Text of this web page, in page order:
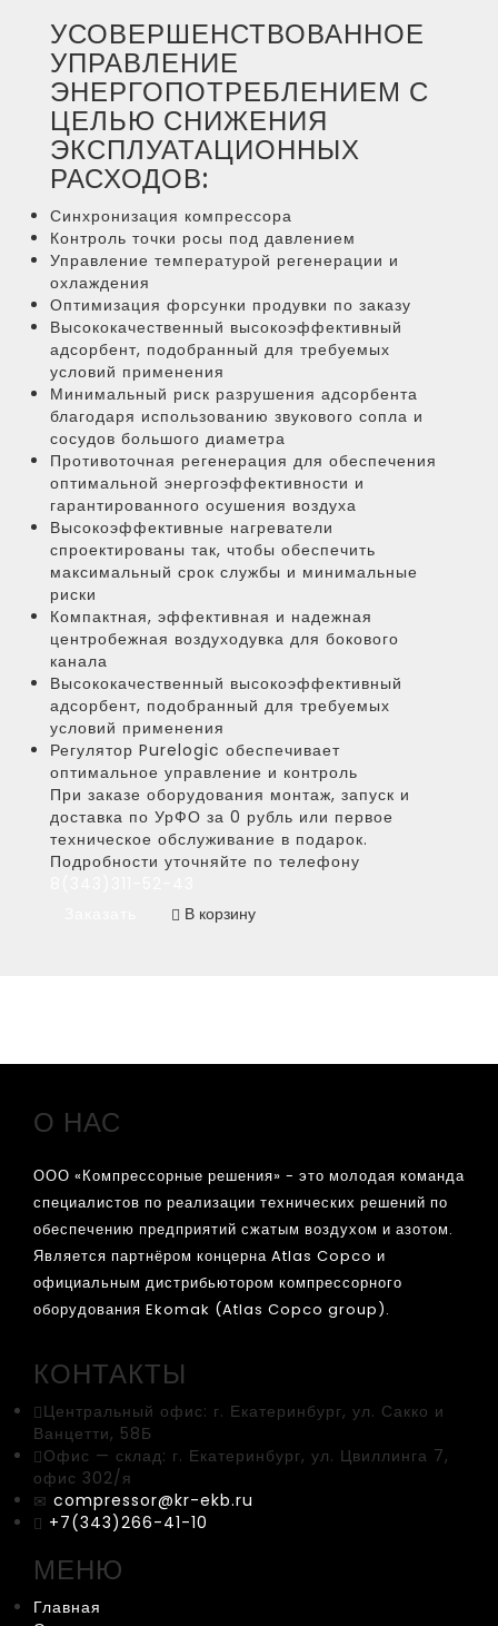
УСОВЕРШЕНСТВОВАННОЕ
УПРАВЛЕНИЕ
ЭНЕРГОПОТРЕБЛЕНИЕМ С
ЦЕЛЬЮ СНИЖЕНИЯ
ЭКСПЛУАТАЦИОННЫХ
РАСХОДОВ:
Синхронизация компрессора
Контроль точки росы под давлением
Управление температурой регенерации и
охлаждения
Оптимизация форсунки продувки по заказу
Высококачественный высокоэффективный
адсорбент, подобранный для требуемых
условий применения
Минимальный риск разрушения адсорбента
благодаря использованию звукового сопла и
сосудов большого диаметра
Противоточная регенерация для обеспечения
оптимальной энергоэффективности и
гарантированного осушения воздуха
Высокоэффективные нагреватели
спроектированы так, чтобы обеспечить
максимальный срок службы и минимальные
риски
Компактная, эффективная и надежная
центробежная воздуходувка для бокового
канала
Высококачественный высокоэффективный
адсорбент, подобранный для требуемых
условий применения
Регулятор Purelogic обеспечивает
оптимальное управление и контроль
При заказе оборудования монтаж, запуск и
доставка по УрФО за 0 рубль или первое
техническое обслуживание в подарок.
Подробности уточняйте по телефону
В корзину
О НАС
ООО «Компрессорные решения» - это молодая команда
специалистов по реализации технических решений по
обеспечению предприятий сжатым воздухом и азотом.
Является партнёром концерна Atlas Copco и
официальным дистрибьютором компрессорного
оборудования Ekomak (Atlas Copco group).
КОНТАКТЫ
Центральный офис: г. Екатеринбург, ул. Сакко и
Ванцетти, 58Б
Офис — склад: г. Екатеринбург, ул. Цвиллинга 7,
офис 302/я
compressor@kr-ekb.ru
+7(343)266-41-10
МЕНЮ
Главная